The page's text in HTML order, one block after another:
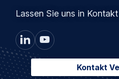
Lassen Sie uns in
Kontakt